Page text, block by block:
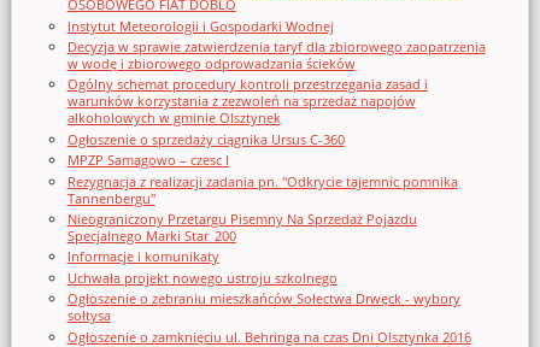
OSOBOWEGO FIAT DOBLO
Instytut Meteorologii i Gospodarki Wodnej
Decyzja w sprawie zatwierdzenia taryf dla zbiorowego zaopatrzenia
w wodę i zbiorowego odprowadzania ścieków
Ogólny schemat procedury kontroli przestrzegania zasad i
warunków korzystania z zezwoleń na sprzedaż napojów
alkoholowych w gminie Olsztynek
Ogłoszenie o sprzedaży ciągnika Ursus C-360
MPZP Samagowo – czesc I
Rezygnacja z realizacji zadania pn. "Odkrycie tajemnic pomnika
Tannenbergu"
Nieograniczony Przetargu Pisemny Na Sprzedaż Pojazdu
Specjalnego Marki Star_200
Informacje i komunikaty
Uchwała projekt nowego ustroju szkolnego
Ogłoszenie o zebraniu mieszkańców Sołectwa Drwęck - wybory
sołtysa
Ogłoszenie o zamknięciu ul. Behringa na czas Dni Olsztynka 2016